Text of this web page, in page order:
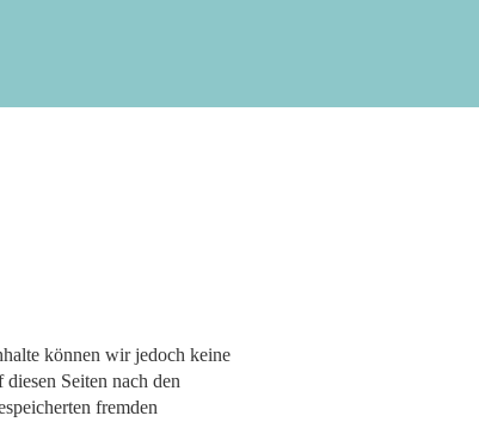
können wir jedoch keine
Seiten nach den
fremden